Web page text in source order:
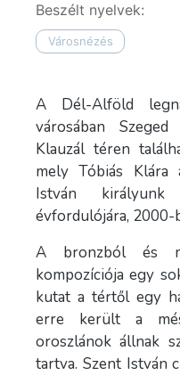
Beszélt nyelvek:
Városnézés
A Dél-Alföld
városában
Klauzál téren
mely Tóbiás Klára
István királyunk
évfordulójára,
A bronzból és
kompozíciója egy
kutat a tértől egy
erre került a
oroszlánok állnak
tartva. Szent István